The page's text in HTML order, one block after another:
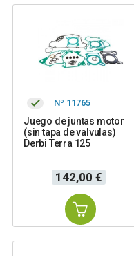
Nº 11765
Juego de juntas motor
(sin tapa de valvulas)
Derbi Terra 125
Precio
142,00 €